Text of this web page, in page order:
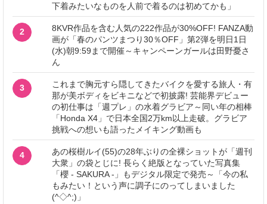
下着みたいなものを人前で着るのは初めてかも」
2
8KVR作品を含む人気の222作品が30%OFF! FANZA動
画が「春のパンツまつり30％OFF」第2弾を明日1日
(水)朝9:59まで開催～キャンペーンガールは田野憂さ
ん
3
これまで胸元すら隠してきたバイクを愛する旅人・有
那が美ボディをビキニなどで初披露! 芸能界デビュー
の初仕事は「週プレ」の水着グラビア～同い年の相棒
「Honda X4」で日本全国2万km以上走破。グラビア
挑戦への想いも語ったメイキング動画も
4
あの桜樹ルイ(55)の28年ぶりの全裸ショットが「週刊
大衆」の袋とじに! 長らく絶版となっていた写真集
「櫻 - SAKURA -」もデジタル限定で発売～「今の私
もみたい！という声に調子にのってしまいました
(^◇^;)」